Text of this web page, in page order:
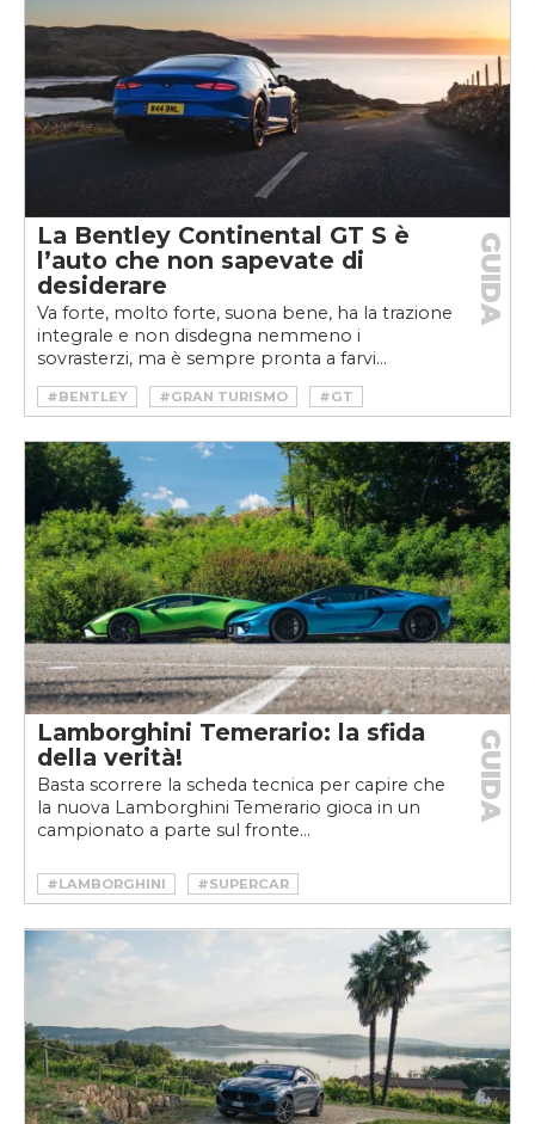
La Bentley Continental GT S è
l’auto che non sapevate di
desiderare
Va forte, molto forte, suona bene, ha la trazione
integrale e non disdegna nemmeno i
sovrasterzi, ma è sempre pronta a farvi...
GUIDA
#BENTLEY #GRAN TURISMO #GT
Lamborghini Temerario: la sfida
della verità!
Basta scorrere la scheda tecnica per capire che
la nuova Lamborghini Temerario gioca in un
campionato a parte sul fronte...
GUIDA
#LAMBORGHINI #SUPERCAR